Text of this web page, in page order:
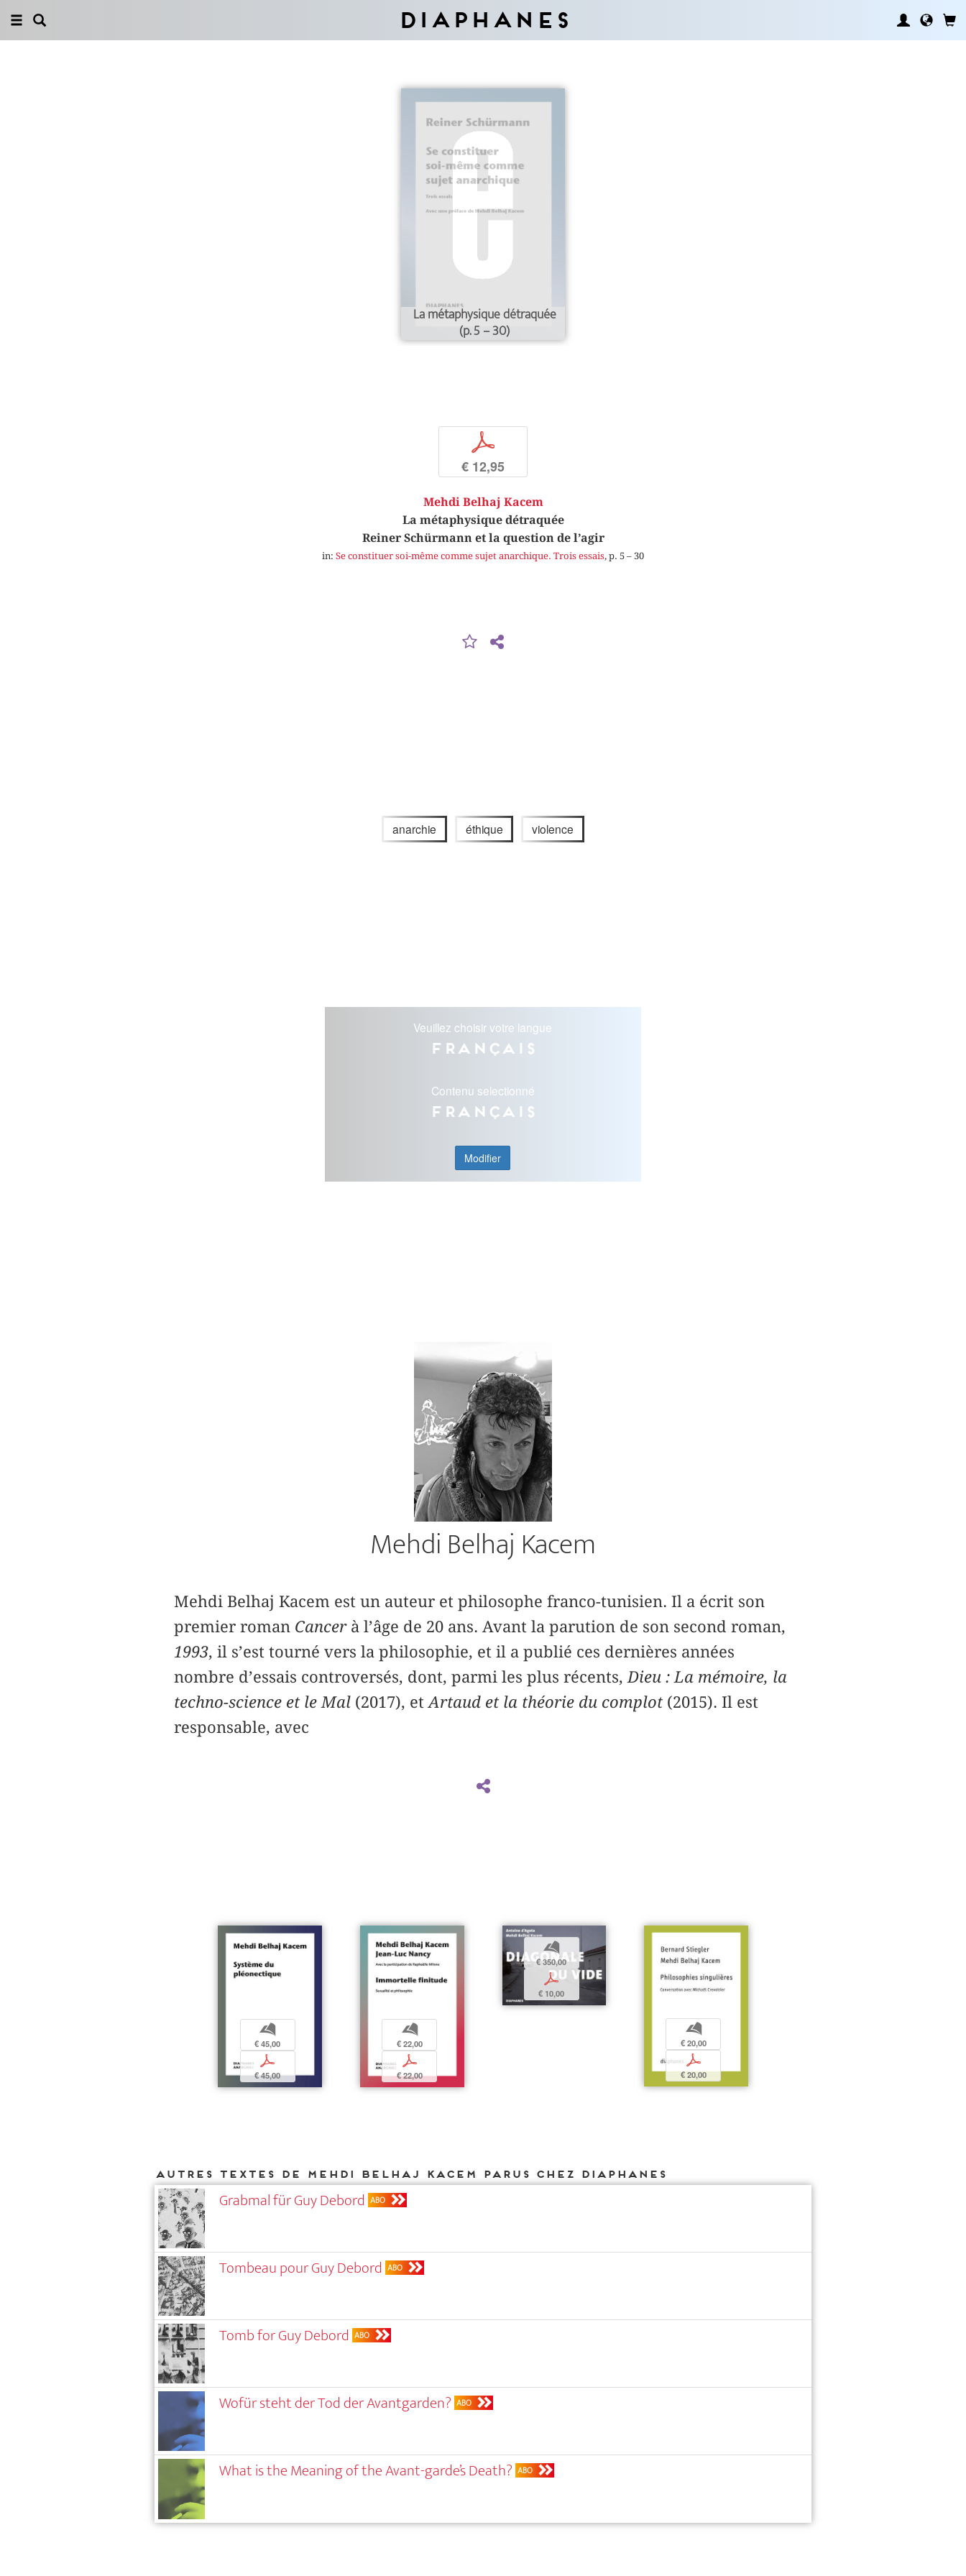
Diaphanes
La métaphysique détraquée
(p. 5 – 30)
p
€ 12,95
Mehdi Belhaj Kacem
La métaphysique détraquée
Reiner Schürmann et la question de l’agir
in: Se constituer soi-même comme sujet anarchique. Trois essais, p. 5 – 30
anarchie éthique violence
Veuillez choisir votre langue
Français
Contenu selectionné
Français
Modifier
Mehdi Belhaj Kacem
Mehdi Belhaj Kacem est un auteur et philosophe franco-tunisien. Il a écrit son
premier roman Cancerà l’âge de 20 ans. Avant la parution de son second roman,
1993, il s’est tourné vers la philosophie, et il a publié ces dernières années
nombre d’essais controversés, dont, parmi les plus récents, Dieu : La mémoire, la
techno-science et le Mal (2017), et Artaud et la théorie du complot(2015). Il est
responsable, avec
b
€ 45,00
p
€ 45,00
b
€ 22,00
p
€ 22,00
b
€ 350,00
p
€ 10,00
b
€ 20,00
p
€ 20,00
Autres textes de Mehdi Belhaj Kacem parus chez DIAPHANES
Grabmal für Guy Debord ABO
Tombeau pour Guy Debord ABO
Tomb for Guy Debord ABO
Wofür steht der Tod der Avantgarden? ABO
What is the Meaning of the Avant-garde’s Death? ABO